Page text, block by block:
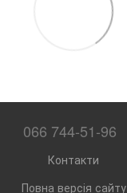
066 744-51-96
Контакти
Повна версія сайту